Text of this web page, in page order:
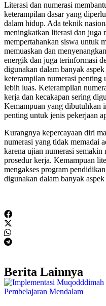
Literasi dan numerasi
keterampilan dasar yang
dalam hidup. Ada teknik
meningkatkan literasi dan juga
mempertahankan siswa untuk
memuaskan dan
energik dan juga terinformasi
digunakan dalam banyak
keterampilan numerasi
lebih luas. Keterampilan
kerja dan kecakapan sering
Kemampuan yang dibutuhkan
penting untuk jenis pekerjaan
Kurangnya kepercayaan diri
numerasi yang tidak memadai
karena ujian numerasi
prosedur kerja. Kemampuan
mengakses program
digunakan dalam banyak
Berita Lainnya